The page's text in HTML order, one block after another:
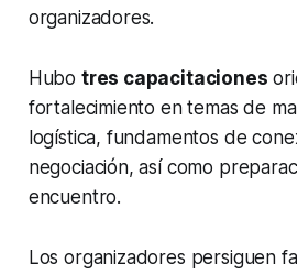
organizadores.
Hubo tres capacitaciones
fortalecimiento en temas de
logística, fundamentos de
negociación, así como
encuentro.
Los organizadores persiguen